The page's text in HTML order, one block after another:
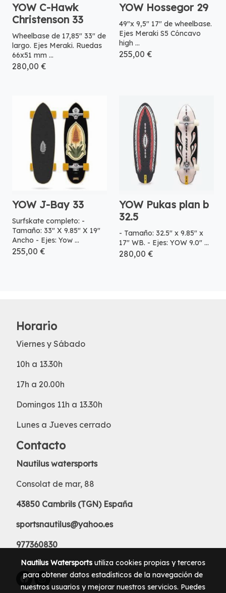
YOW C-Hawk
Christenson 33
Wheelbase de 17,85" 33" de
largo. Ejes Meraki. Ruedas
66x51 mm ...
280,00 €
YOW Hossegor 29
49"x 9,5" 17" de wheelbase.
Ejes Meraki S5 Cóncavo
high ...
255,00 €
YOW J-Bay 33
Surfskate completo: -
Tamaño: 33″ X 9.85″ X 19″
Ancho - Ejes: Yow ...
255,00 €
YOW Pukas plan b
32.5
- Tamaño: 32.5″ x 9.85″ x
17″ WB. - Ejes: YOW 9.0″ ...
280,00 €
Horario
Viernes y Sábado
10h a 13.30h
17h a 20.00h
Domingos 11h a 13.30h
Lunes a Jueves cerrado
Contacto
Nautilus watersports
Consolat de mar, 88
43850 Cambrils (TGN) España
sportsnautilus@yahoo.es
977360830
Nautilus Watersports utiliza cookies propias y terceros
para obtener datos estadísticos de la navegación de
nuestros usuarios y mejorar nuestros servicios. Puedes